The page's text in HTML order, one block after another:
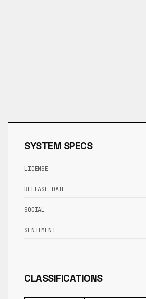
SYSTEM SPECS
LICENSE
RELEASE DATE
SOCIAL
SENTIMENT
CLASSIFICATIONS